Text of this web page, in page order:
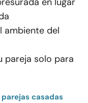
ambiente del
pareja solo para
casadas